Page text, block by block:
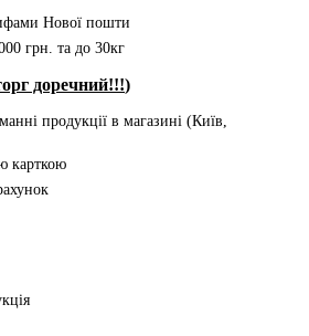
Нової пошти
грн. та до 30кг
доречний!!!)
продукції в магазині (Київ,
карткою